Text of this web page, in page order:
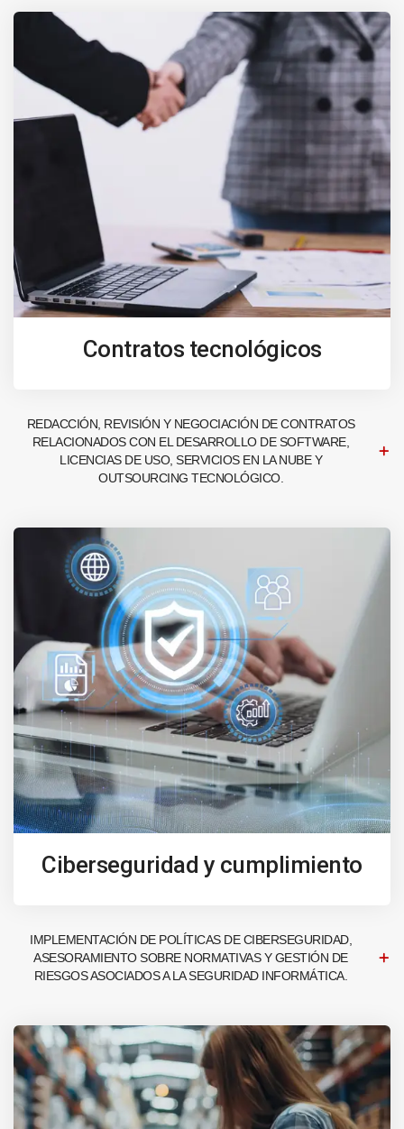
Contratos tecnológicos
REDACCIÓN, REVISIÓN Y NEGOCIACIÓN DE CONTRATOS
RELACIONADOS CON EL DESARROLLO DE SOFTWARE,
LICENCIAS DE USO, SERVICIOS EN LA NUBE Y
OUTSOURCING TECNOLÓGICO.
Ciberseguridad y cumplimiento
IMPLEMENTACIÓN DE POLÍTICAS DE CIBERSEGURIDAD,
ASESORAMIENTO SOBRE NORMATIVAS Y GESTIÓN DE
RIESGOS ASOCIADOS A LA SEGURIDAD INFORMÁTICA.